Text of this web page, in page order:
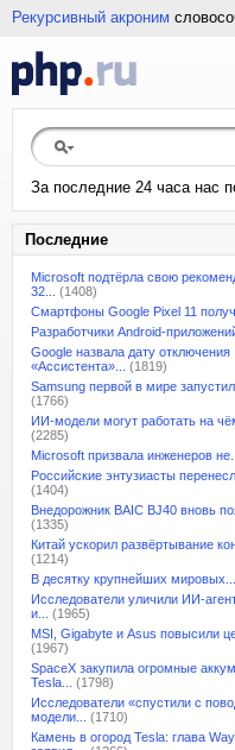
Рекурсивный акроним
За последние 24 часа нас
Последние
Microsoft подтёрла свою
32...
(1408)
Смартфоны Google Pixel 11
Разработчики Android-
Google назвала дату отключения
«Ассистента»...
(1819)
Samsung первой в мире
(1766)
ИИ-модели могут работать на
(2285)
Microsoft призвала инженеров не...
Российские энтузиасты
(1404)
Внедорожник BAIC BJ40 вновь
(1335)
Китай ускорил развёртывание
(1214)
В десятку крупнейших мировых...
Исследователи уличили ИИ-
и...
(1965)
MSI, Gigabyte и Asus повысили
(1967)
SpaceX закупила огромные
Tesla...
(1798)
Исследователи «спустили с
модели...
(1710)
Камень в огород Tesla: глава